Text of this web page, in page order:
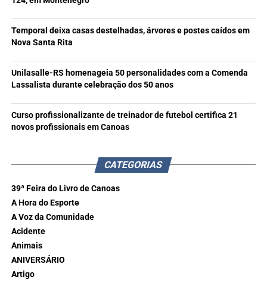
Temporal deixa casas destelhadas, árvores e postes caídos em
Nova Santa Rita
Unilasalle-RS homenageia 50 personalidades com a Comenda
Lassalista durante celebração dos 50 anos
Curso profissionalizante de treinador de futebol certifica 21
novos profissionais em Canoas
CATEGORIAS
39ª Feira do Livro de Canoas
A Hora do Esporte
A Voz da Comunidade
Acidente
Animais
ANIVERSÁRIO
Artigo